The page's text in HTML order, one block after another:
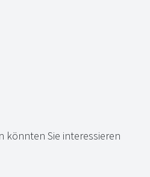
könnten Sie interessieren